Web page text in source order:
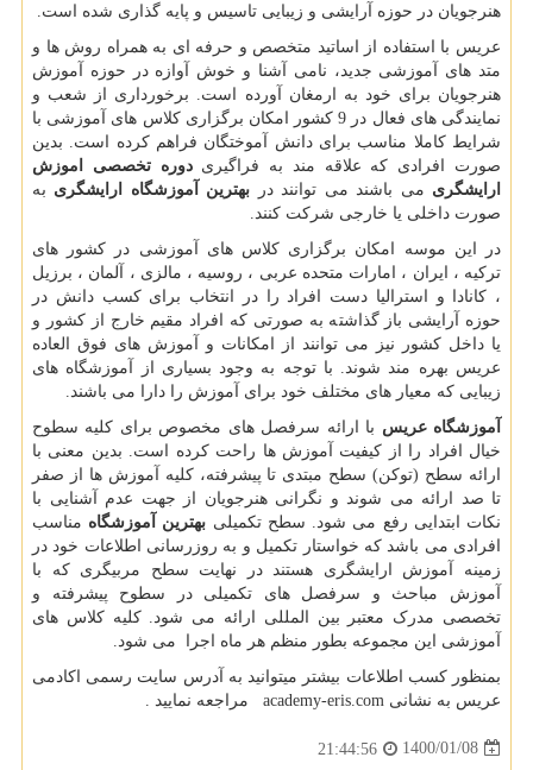
هنرجویان در حوزه آرایشی و زیبایی تاسیس و پایه گذاری شده است.
عریس با استفاده از اساتید متخصص و حرفه ای به همراه روش ها و
متد های آموزشی جدید، نامی آشنا و خوش آوازه در حوزه آموزش
هنرجویان برای خود به ارمغان آورده است. برخورداری از شعب و
نمایندگی های فعال در 9 کشور امکان برگزاری کلاس های آموزشی با
شرایط کاملا مناسب برای دانش آموختگان فراهم کرده است. بدین
صورت افرادی که علاقه مند به فراگیریدوره تخصصی اموزش
ارایشگری می باشند می توانند در بهترین آموزشگاه ارایشگری به
صورت داخلی یا خارجی شرکت کنند.
در این موسه امکان برگزاری کلاس های آموزشی در کشور های
ترکیه ، ایران ، امارات متحده عربی ، روسیه ، مالزی ، آلمان ، برزیل
، کانادا و استرالیا دست افراد را در انتخاب برای کسب دانش در
حوزه آرایشی باز گذاشته به صورتی که افراد مقیم خارج از کشور و
یا داخل کشور نیز می توانند از امکانات و آموزش های فوق العاده
عریس بهره مند شوند. با توجه به وجود بسیاری از آموزشگاه های
زیبایی که معیار های مختلف خود برای آموزش را دارا می باشند.
آموزشگاه عریس با ارائه سرفصل های مخصوص برای کلیه سطوح
خیال افراد را از کیفیت آموزش ها راحت کرده است. بدین معنی با
ارائه سطح (توکن) سطح مبتدی تا پیشرفته، کلیه آموزش ها از صفر
تا صد ارائه می شوند و نگرانی هنرجویان از جهت عدم آشنایی با
نکات ابتدایی رفع می شود. سطح تکمیلی بهترین آموزشگاه مناسب
افرادی می باشد که خواستار تکمیل و به روزرسانی اطلاعات خود در
زمینه آموزش ارایشگری هستند در نهایت سطح مربیگری که با
آموزش مباحث و سرفصل های تکمیلی در سطوح پیشرفته و
تخصصی مدرک معتبر بین المللی ارائه می شود. کلیه کلاس های
آموزشی این مجموعه بطور منظم هر ماه اجرا می شود.
بمنظور کسب اطلاعات بیشتر میتوانید به آدرس سایت رسمی اکادمی
عریس به نشانی academy-eris.com مراجعه نمایید .
1400/01/08
21:44:56